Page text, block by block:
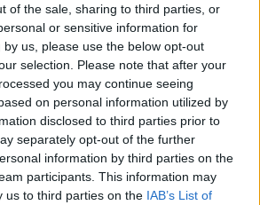
of the sale, sharing to third parties, or
or sensitive information for
us, please use the below opt-out
selection. Please note that after your
you may continue seeing
on personal information utilized by
disclosed to third parties prior to
separately opt-out of the further
information by third parties on the
participants. This information may
us to third parties on the IAB’s List of
proudu do toho potoka. Ten je pod
stokou a následně stokou
bez života. Přitom před revitalizací
Tehdy se v něm koupaly mé kachny
sníh a dnes by byly rezavé jako lišky.
když "odborníci napravují chyby
praktiků. Jinak měření množství